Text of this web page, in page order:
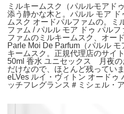
ミルキームスク（パルルモアド
添う静かな木と。パルル モア ド
ムスク オードパルファムの。ミ
ファム / パルル モア ドゥ パル
ファムのミルキームスク、オー
Parle Moi De Parfum（パルル
キームスク。正規代理店のサイ
50ml 香水 ユニセックス 月夜の
だけなので、ほとんど残ってい
eLVes ルイ・ヴィトン オードゥ
ッチフレグランス＃ミシェル・